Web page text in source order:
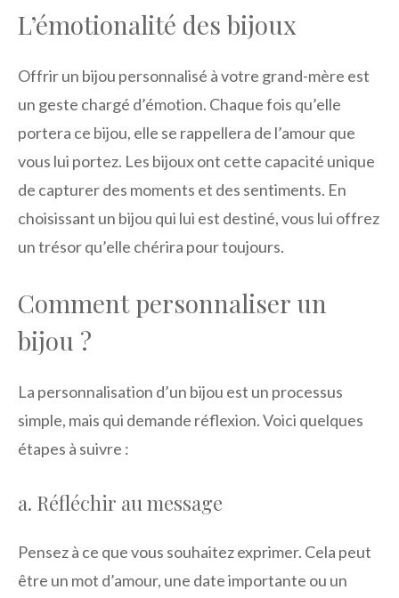
L’émotionalité des bijoux
Offrir un bijou personnalisé à votre grand-mère est
un geste chargé d’émotion. Chaque fois qu’elle
portera ce bijou, elle se rappellera de l’amour que
vous lui portez. Les bijoux ont cette capacité unique
de capturer des moments et des sentiments. En
choisissant un bijou qui lui est destiné, vous lui offrez
un trésor qu’elle chérira pour toujours.
Comment personnaliser un
bijou ?
La personnalisation d’un bijou est un processus
simple, mais qui demande réflexion. Voici quelques
étapes à suivre :
a. Réfléchir au message
Pensez à ce que vous souhaitez exprimer. Cela peut
être un mot d’amour, une date importante ou un